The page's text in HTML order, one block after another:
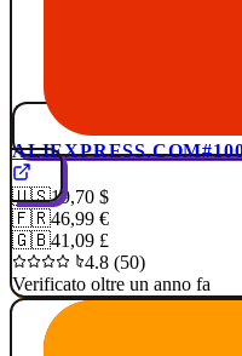
ALIEXPRESS.COM
🇺🇸19,70 $
🇫🇷46,99 €
🇬🇧41,09 £
4.8 (50)
Verificato oltre un anno fa